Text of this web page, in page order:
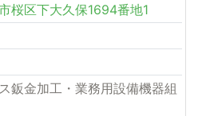
桜区下大久保1694番地1
鈑金加工・業務用設備機器組